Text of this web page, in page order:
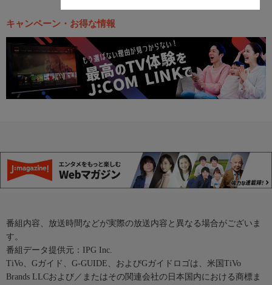
キャンペーン・お得な情報
番組内容、放送時間などが実際の放送内容と異なる場合がございま
す。
番組データ提供元：IPG Inc.
TiVo、Gガイド、G-GUIDE、およびGガイドロゴは、米国TiVo
Brands LLCおよび／またはその関連会社の日本国内における商標ま